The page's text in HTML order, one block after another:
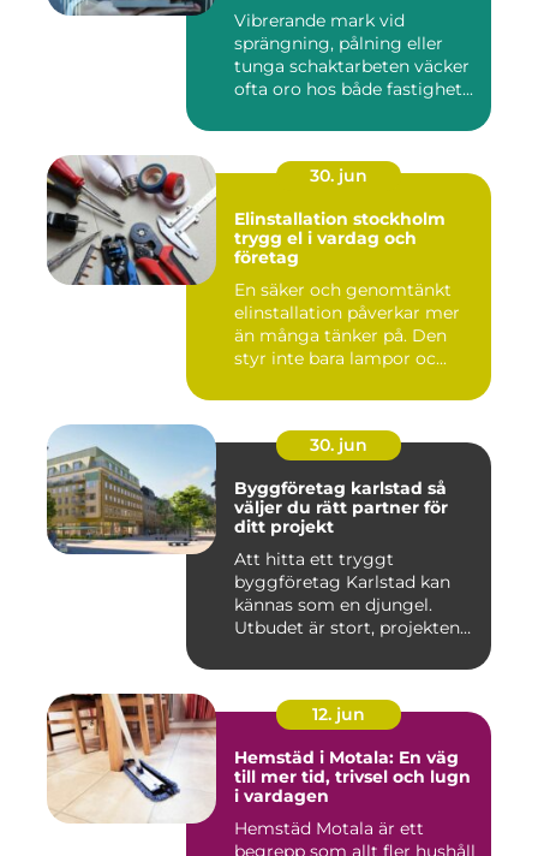
Vibrerande mark vid
sprängning, pålning eller
tunga schaktarbeten väcker
ofta oro hos både fastighet...
30. jun
Elinstallation stockholm
trygg el i vardag och
företag
En säker och genomtänkt
elinstallation påverkar mer
än många tänker på. Den
styr inte bara lampor oc...
30. jun
Byggföretag karlstad så
väljer du rätt partner för
ditt projekt
Att hitta ett tryggt
byggföretag Karlstad kan
kännas som en djungel.
Utbudet är stort, projekten
12. jun
Hemstäd i Motala: En väg
till mer tid, trivsel och lugn
i vardagen
Hemstäd Motala är ett
begrepp som allt fler hushåll